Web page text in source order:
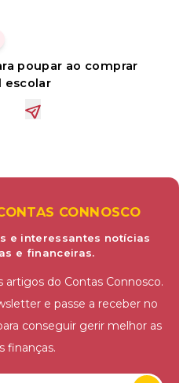
poupar ao comprar
escolar
CONNOSCO
e interessantes notícias
e financeiras.
do Contas Connosco.
e passe a receber no
conseguir gerir melhor as
finanças.